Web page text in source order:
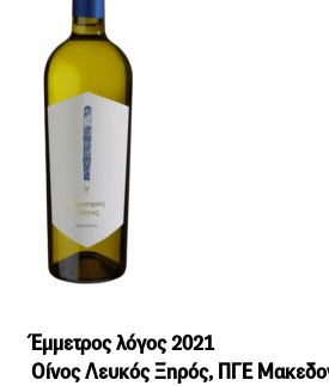
Έμμετρος λόγος 2021
Οίνος Λευκός Ξηρός, ΠΓΕ